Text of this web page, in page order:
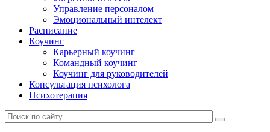
Управление персоналом
Эмоциональный интелект
Расписание
Коучинг
Карьерный коучинг
Командный коучинг
Коучинг для руководителей
Консультация психолога
Психотерапия